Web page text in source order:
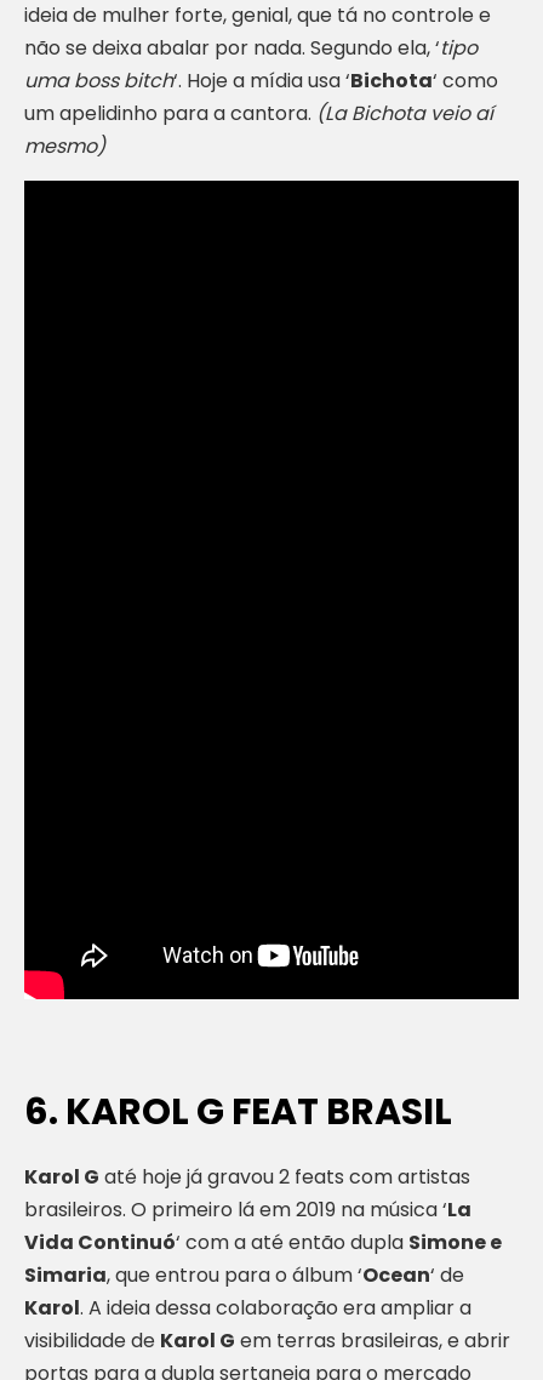
ideia de mulher forte, genial, que tá no controle e
não se deixa abalar por nada. Segundo ela, ‘tipo
uma boss bitch‘. Hoje a mídia usa ‘Bichota‘ como
um apelidinho para a cantora. (La Bichota veio aí
mesmo)
6. KAROL G FEAT BRASIL
Karol G até hoje já gravou 2 feats com artistas
brasileiros. O primeiro lá em 2019 na música ‘La
Vida Continuó‘ com a até então dupla Simone e
Simaria, que entrou para o álbum ‘Ocean‘ de
Karol. A ideia dessa colaboração era ampliar a
visibilidade de Karol G em terras brasileiras, e abrir
portas para a dupla sertaneja para o mercado